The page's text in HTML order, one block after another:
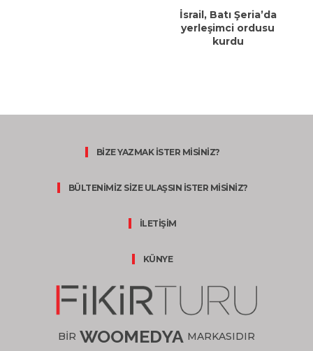
İsrail, Batı Şeria’da
yerleşimci ordusu
kurdu
BİZE YAZMAK İSTER MİSİNİZ?
BÜLTENİMİZ SİZE ULAŞSIN İSTER MİSİNİZ?
İLETİŞİM
KÜNYE
BİR WOOMEDYA MARKASIDIR